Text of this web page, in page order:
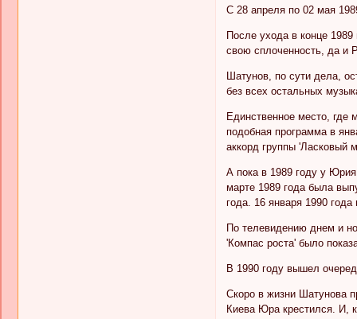
С 28 апреля по 02 мая
После ухода в конце
свою сплоченность, да и
Шатунов, по сути дела,
без всех остальных
Единственное место,
подобная программа в
аккорд группы 'Ласковый
А пока в 1989 году у
марте 1989 года была
года. 16 января 1990
По телевидению днем и
'Компас роста' было
В 1990 году вышел
Скоро в жизни Шатунова
Киева Юра крестился. И,